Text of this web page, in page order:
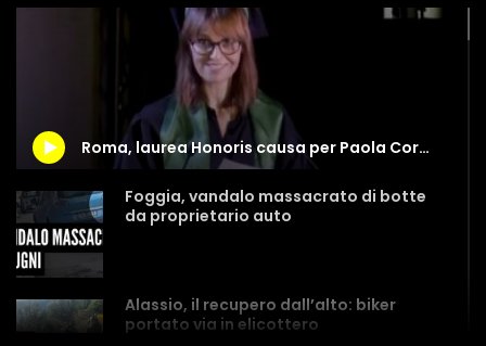
Roma, laurea Honoris causa per Paola Cortellesi
Foggia, vandalo massacrato di botte
da proprietario auto
Alassio, il recupero dall’alto: biker
portato via in elicottero